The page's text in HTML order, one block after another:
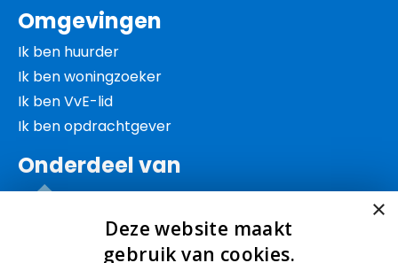
Omgevingen
Ik ben huurder
Ik ben woningzoeker
Ik ben VvE-lid
Ik ben opdrachtgever
Onderdeel van
×
Deze website maakt
gebruik van cookies.